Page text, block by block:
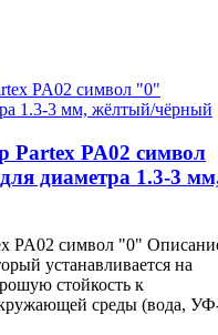
Partex PA02 символ
диаметра 1.3-3
PA02 символ "0"
устанавливается на
стойкость к
среды (вода,